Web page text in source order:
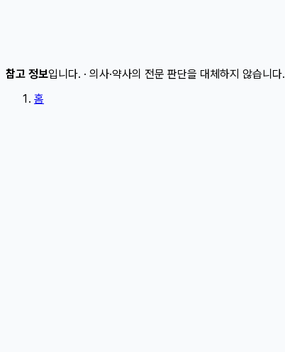
참고 정보입니다. · 의사·약사의 전문 판단을 대체하지 않습니다.
홈